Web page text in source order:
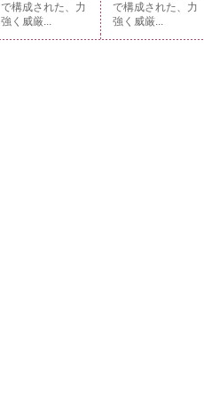
で構成された、力
強く威厳...
で構成された、力
強く威厳...